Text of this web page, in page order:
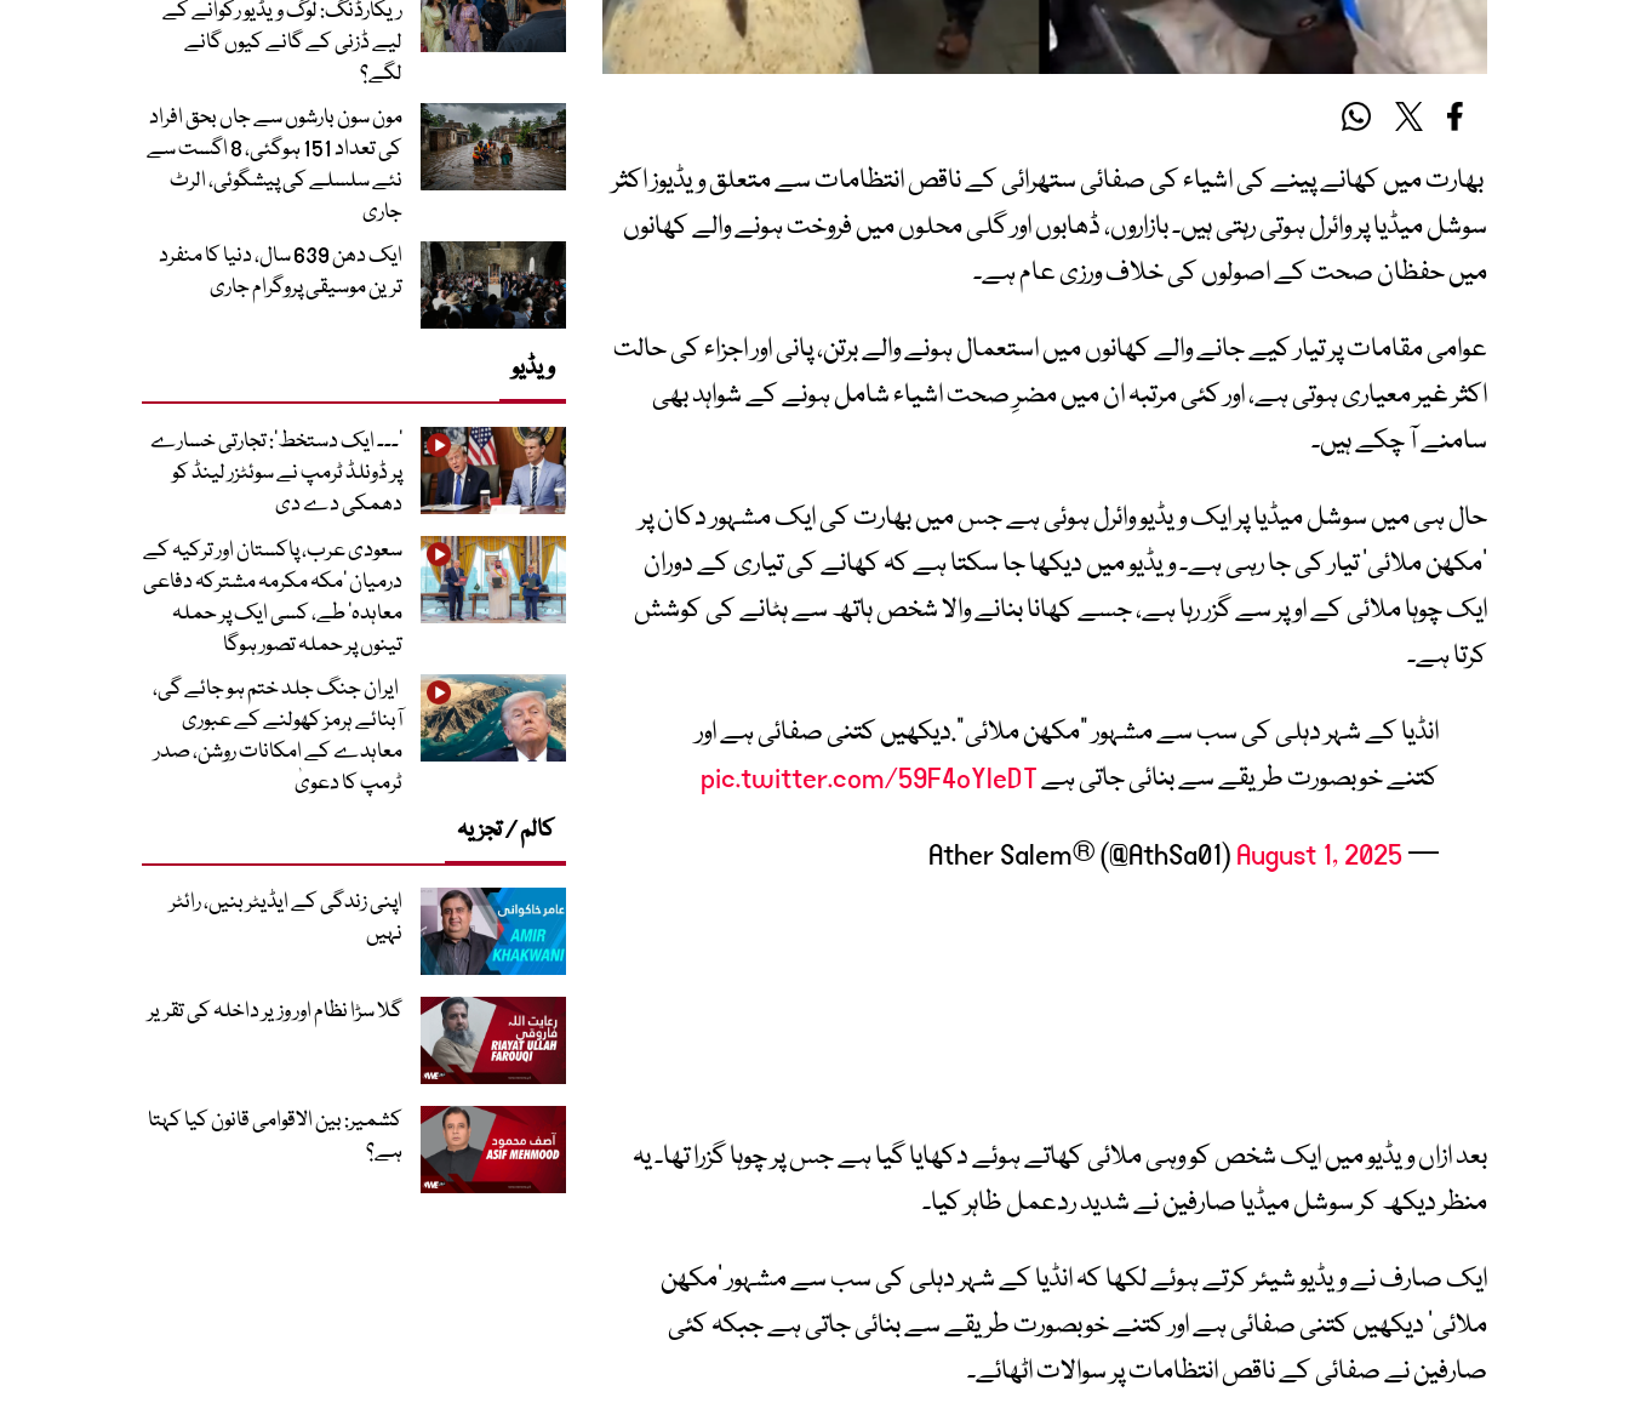
بھارت میں کھانے پینے کی اشیاء کی صفائی ستھرائی کے ناقص انتظامات سے متعلق ویڈیوز اکثر
سوشل میڈیا پر وائرل ہوتی رہتی ہیں۔ بازاروں، ڈھابوں اور گلی محلوں میں فروخت ہونے والے کھانوں
میں حفظان صحت کے اصولوں کی خلاف ورزی عام ہے۔
عوامی مقامات پر تیار کیے جانے والے کھانوں میں استعمال ہونے والے برتن، پانی اور اجزاء کی حالت
اکثر غیر معیاری ہوتی ہے، اور کئی مرتبہ ان میں مضرِ صحت اشیاء شامل ہونے کے شواہد بھی
سامنے آ چکے ہیں۔
حال ہی میں سوشل میڈیا پر ایک ویڈیو وائرل ہوئی ہے جس میں بھارت کی ایک مشہور دکان پر
’مکھن ملائی‘ تیار کی جا رہی ہے۔ ویڈیو میں دیکھا جا سکتا ہے کہ کھانے کی تیاری کے دوران
ایک چوہا ملائی کے اوپر سے گزر رہا ہے، جسے کھانا بنانے والا شخص ہاتھ سے ہٹانے کی کوشش
کرتا ہے۔
انڈیا کے شہر دہلی کی سب سے مشہور "مکھن ملائی".دیکھیں کتنی صفائی ہے اور
کتنے خوبصورت طریقے سے بنائی جاتی ہےpic.twitter.com/59F4oYleDT
— Ather Salem® (@AthSa01)
August 1, 2025
بعد ازاں ویڈیو میں ایک شخص کو وہی ملائی کھاتے ہوئے دکھایا گیا ہے جس پر چوہا گزرا تھا۔ یہ
منظر دیکھ کر سوشل میڈیا صارفین نے شدید ردعمل ظاہر کیا۔
ایک صارف نے ویڈیو شیئر کرتے ہوئے لکھا کہ انڈیا کے شہر دہلی کی سب سے مشہور ’مکھن
ملائی‘ دیکھیں کتنی صفائی ہے اور کتنے خوبصورت طریقے سے بنائی جاتی ہے جبکہ کئی
صارفین نے صفائی کے ناقص انتظامات پر سوالات اٹھائے۔
ریکارڈنگ: لوگ ویڈیو رکوانے کے
لیے ڈزنی کے گانے کیوں گانے
لگے؟
مون سون بارشوں سے جاں بحق افراد
کی تعداد 151 ہوگئی، 8 اگست سے
نئے سلسلے کی پیشگوئی، الرٹ
جاری
ایک دھن 639 سال، دنیا کا منفرد
ترین موسیقی پروگرام جاری
ویڈیو
’۔۔۔ ایک دستخط‘: تجارتی خسارے
پر ڈونلڈ ٹرمپ نے سوئٹزر لینڈ کو
دھمکی دے دی
سعودی عرب، پاکستان اور ترکیہ کے
درمیان ’مکہ مکرمہ مشترکہ دفاعی
معاہدہ‘ طے، کسی ایک پر حملہ
تینوں پر حملہ تصور ہوگا
ایران جنگ جلد ختم ہو جائے گی،
آبنائے ہرمز کھولنے کے عبوری
معاہدے کے امکانات روشن، صدر
ٹرمپ کا دعویٰ
کالم / تجزیہ
اپنی زندگی کے ایڈیٹر بنیں، رائٹر
نہیں
گلا سڑا نظام اور وزیر داخلہ کی تقریر
کشمیر: بین الاقوامی قانون کیا کہتا
ہے؟